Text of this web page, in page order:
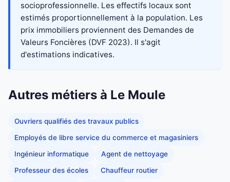
socioprofessionnelle. Les effectifs locaux sont
estimés proportionnellement à la population. Les
prix immobiliers proviennent des Demandes de
Valeurs Foncières (DVF 2023). Il s'agit
d'estimations indicatives.
Autres métiers à Le Moule
Ouvriers qualifiés des travaux publics
Employés de libre service du commerce et magasiniers
Ingénieur informatique Agent de nettoyage
Professeur des écoles Chauffeur routier